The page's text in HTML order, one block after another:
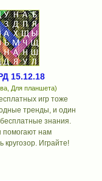
15.12.18
Для планшета)
игр тоже
тренды, и один
бесплатные знания.
помогают нам
кругозор. Играйте!